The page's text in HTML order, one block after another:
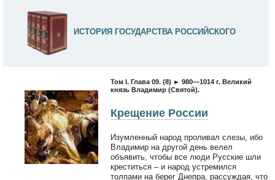
ИСТОРИЯ ГОСУДАРСТВА РОССИЙСКОГО
Том I. Глава 09. (8) ► 980—1014 г. Великий
князь Владимир (Святой).
Крещение России
Изумленный народ проливал слезы, ибо
Владимир на другой день велел
объявить, чтобы все люди Русские шли
креститься – и народ устремился
толпами на берег Днепра, рассуждая, что